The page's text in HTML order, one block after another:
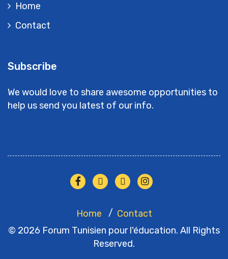
Home
Contact
Subscribe
We would love to share awesome opportunities to
help us send you latest of our info.
Home
Contact
© 2026 Forum Tunisien pour l'éducation. All Rights
Reserved.